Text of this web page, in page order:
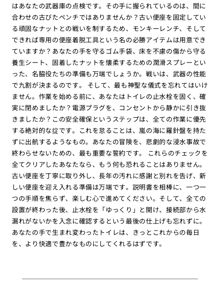
はあなたの武器庫の点検です。その手に握られているのは、間に
合わせの古びたペンチではありませんか？古い便座を固定してい
る頑固なナットとの戦いを制するため、モンキーレンチ、そして
できれば専用の便座着脱工具という名の必勝アイテムは用意でき
ていますか？あなたの手を守るゴム手袋、床を不慮の傷から守る
養生シート、固着したナットを懐柔するための潤滑スプレーとい
った、名脇役たちの準備も万端でしょうか。戦いは、武器の性能
で九割が決まるのです。 そして、最も神聖な儀式を忘れてはいけ
ません。作業を始める前に、あなたはトイレの止水栓を固く、確
実に閉めましたか？電源プラグを、コンセントから静かに引き抜
きましたか？この安全確保というステップは、全ての作業に優先
する絶対的な掟です。これを怠ることは、嵐の海に羅針盤を持た
ずに出航するようなもの。あなたの冒険を、悲劇的な浸水事故で
終わらせないための、最も重要な誓約です。 これらのチェックを
全てクリアしたあなたなら、もう何も恐れることはありません。
古い便座を丁寧に取り外し、長年の汚れに感謝と別れを告げ、新
しい便座を迎え入れる準備は万端です。説明書を相棒に、一つ一
つの手順を焦らず、楽しむ心で進めてください。そして、全ての
設置が終わった後、止水栓を「ゆっくり」と開け、接続部から水
漏れがないかを入念に確認するという最後の仕上げも忘れずに。
あなたの手で生まれ変わったトイレは、きっとこれからの毎日
を、より快適で豊かなものにしてくれるはずです。